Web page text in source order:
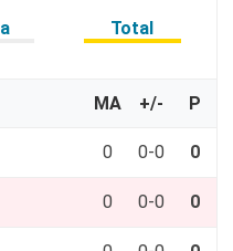
Total
MA +/- P
0 0-0 0
0 0-0 0